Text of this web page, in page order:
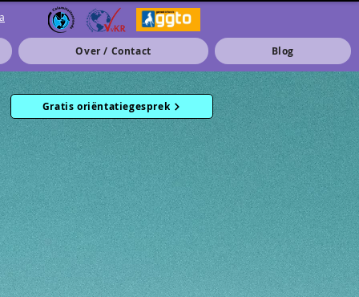
Over / Contact Blog
Gratis oriëntatiegesprek